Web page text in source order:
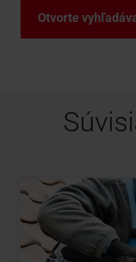
Otvorte